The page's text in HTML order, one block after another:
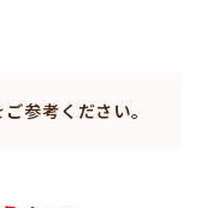
ご参考ください。